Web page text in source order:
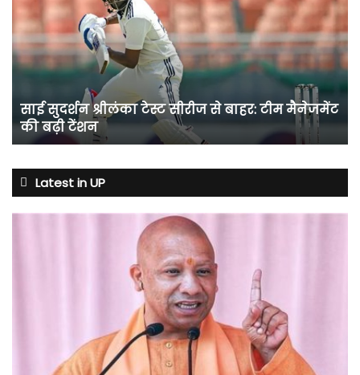
श्रीलंका
टेस्ट
सीरीज
से
मैनेजमेंट
की
बढ़ी
साई सुदर्शन श्रीलंका टेस्ट सीरीज से बाहर: टीम मैनेजमेंट
की बढ़ी टेंशन
Latest in UP